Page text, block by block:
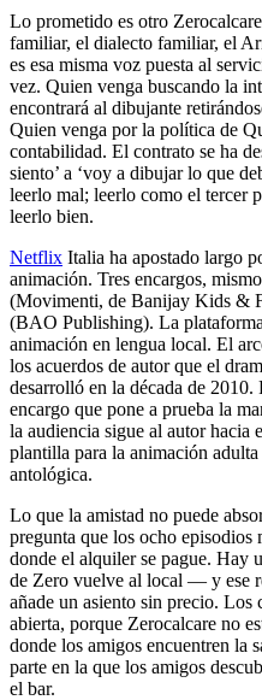
Lo prometido es otro
familiar, el dialecto familiar, el
es esa misma voz puesta al
vez. Quien venga buscando la
encontrará al dibujante
Quien venga por la política de
contabilidad. El contrato se ha
siento’ a ‘voy a dibujar lo que
leerlo mal; leerlo como el tercer
leerlo bien.
Netflix Italia ha apostado largo
animación. Tres encargos,
(Movimenti, de Banijay Kids &
(BAO Publishing). La
animación en lengua local. El
los acuerdos de autor que el
desarrolló en la década de 2010.
encargo que pone a prueba la
la audiencia sigue al autor hacia
plantilla para la animación
antológica.
Lo que la amistad no puede
pregunta que los ocho
donde el alquiler se pague. Hay
de Zero vuelve al local — y ese
añade un asiento sin precio. Los
abierta, porque Zerocalcare no
donde los amigos encuentren la
parte en la que los amigos
el bar.